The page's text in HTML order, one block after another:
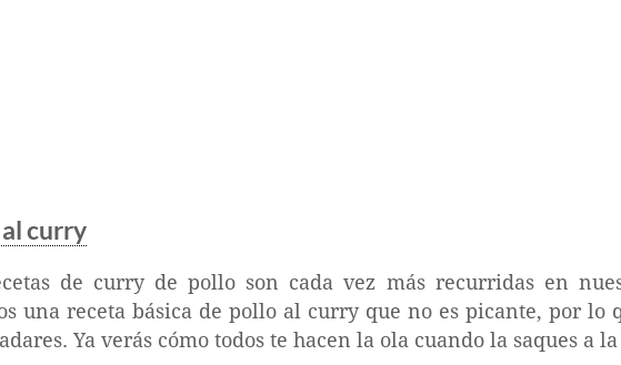
curry
de curry de pollo son cada vez más recurridas en
una receta básica de pollo al curry que no es picante, por lo
Ya verás cómo todos te hacen la ola cuando la saques a la